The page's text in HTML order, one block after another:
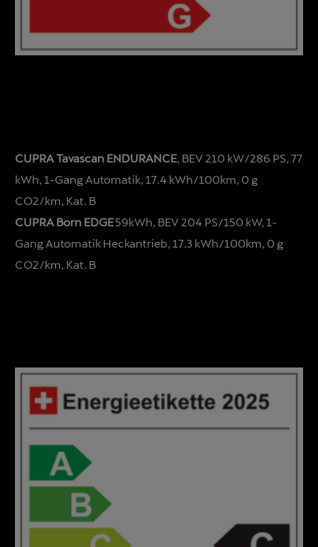
CUPRA Tavascan ENDURANCE, BEV 210 kW/286 PS, 77
kWh, 1-Gang Automatik, 17.4 kWh/100km, 0 g
CO2/km, Kat. B
CUPRA Born EDGE59kWh, BEV 204 PS/150 kW, 1-
Gang Automatik Heckantrieb, 17.3 kWh/100km, 0 g
CO2/km, Kat. B